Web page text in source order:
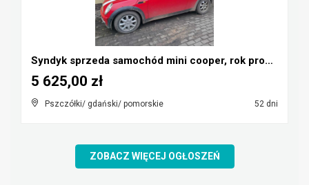
Syndyk sprzeda samochód mini cooper, rok prod. 200...
Pszczółki/ gdański/ pomorskie 52 dni
5 625,00 zł
ZOBACZ WIĘCEJ OGŁOSZEŃ